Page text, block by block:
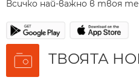
Всичко най-важно в твоя
ТВОЯТА